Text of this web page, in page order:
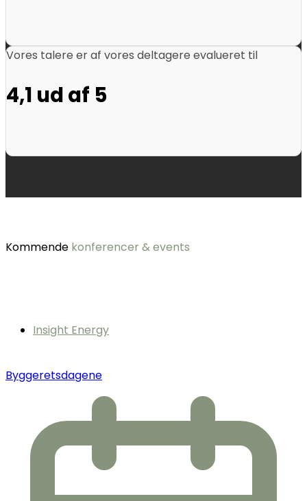
Vores talere er af vores deltagere evalueret til
4,1 ud af 5
Kommende konferencer & events
Insight Energy
Byggeretsdagene